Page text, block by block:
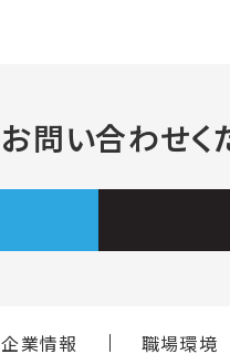
お問い合わせく
企業情報 職場環境